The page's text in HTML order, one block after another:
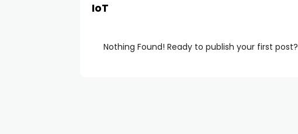
IoT
Nothing Found! Ready to publish your first post?